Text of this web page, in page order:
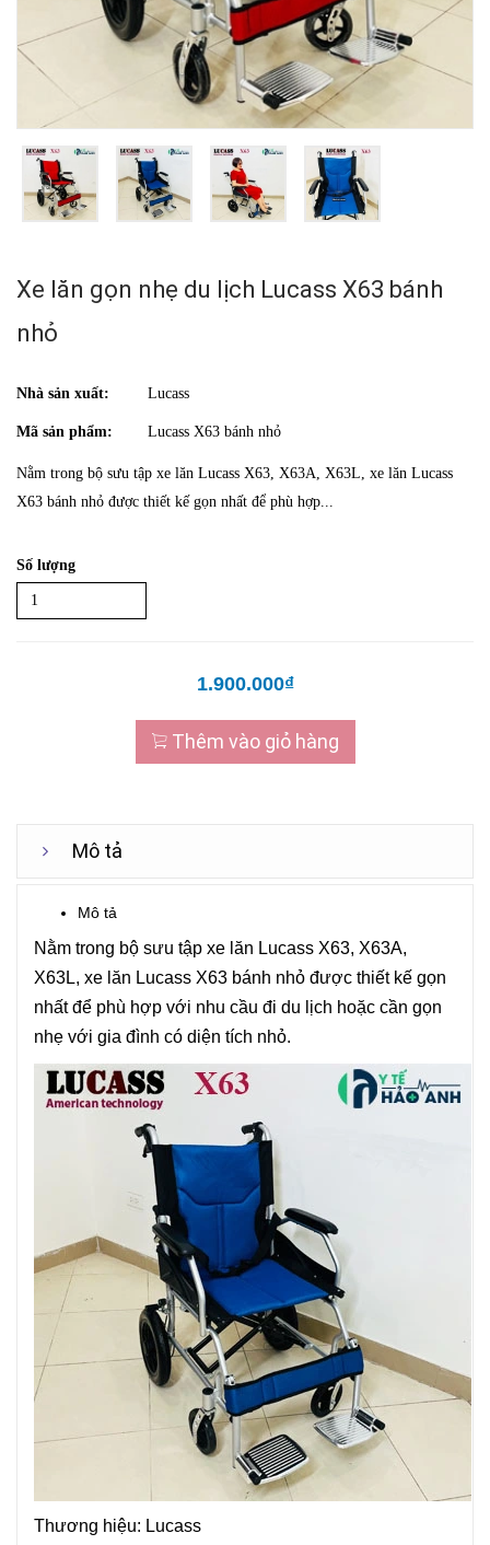
Xe lăn gọn nhẹ du lịch Lucass X63 bánh
nhỏ
Nhà sản xuất: Lucass
Mã sản phẩm: Lucass X63 bánh nhỏ
Nằm trong bộ sưu tập xe lăn Lucass X63, X63A, X63L, xe lăn Lucass
X63 bánh nhỏ được thiết kế gọn nhất để phù hợp...
Số lượng
1.900.000₫
Thêm vào giỏ hàng
Mô tả
Mô tả
Nằm trong bộ sưu tập xe lăn Lucass X63, X63A,
X63L, xe lăn Lucass X63 bánh nhỏ được thiết kế gọn
nhất để phù hợp với nhu cầu đi du lịch hoặc cần gọn
nhẹ với gia đình có diện tích nhỏ.
Thương hiệu: Lucass